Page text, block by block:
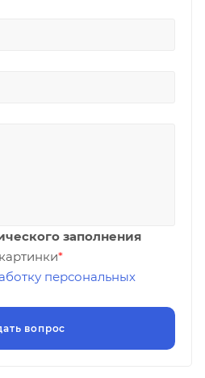
заполнения
*
персональных